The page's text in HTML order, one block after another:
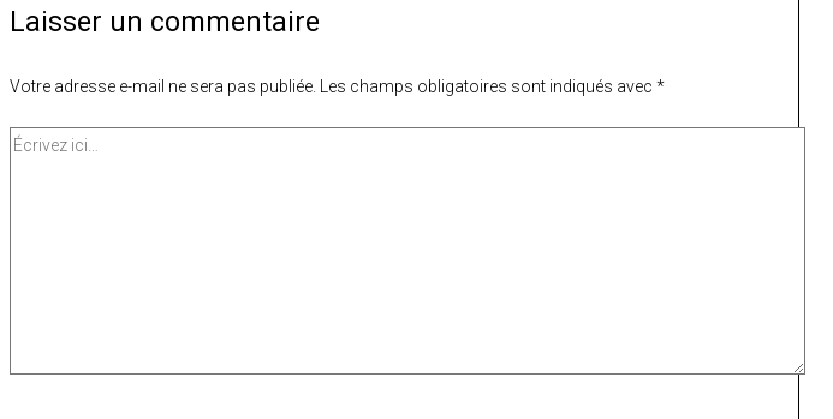
Laisser un commentaire
Votre adresse e-mail ne sera pas publiée. Les champs obligatoires sont indiqués avec *
Écrivez